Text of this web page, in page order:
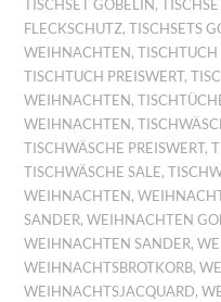
TISCHSET GOBELIN,
FLECKSCHUTZ,TISCHSETS
WEIHNACHTEN,TISCHTUCH
TISCHTUCH PREISWERT,
WEIHNACHTEN,
WEIHNACHTEN,
TISCHWÄSCHE PREISWERT,
TISCHWÄSCHE SALE,
WEIHNACHTEN,
SANDER,WEIHNACHTEN
WEIHNACHTEN SANDER,
WEIHNACHTSBROTKORB,
WEIHNACHTSJACQUARD,